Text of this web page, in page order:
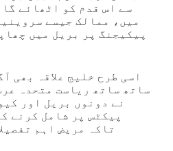
سے اس قدم کو اٹھائے
میں، ممالک جیسے
پیکیجنگ پر بریل میں
اسی طرح خلیج علاقہ بھی
ساتھ ساتھ ریاست متحدہ
نے دونوں بریل اور
پیکٹس پر شامل کرنے
تاکہ مریض اہم